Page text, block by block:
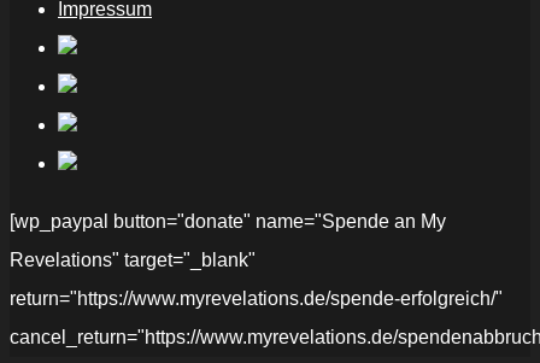
Impressum
[wp_paypal button="donate" name="Spende an My
Revelations" target="_blank"
return="https://www.myrevelations.de/spende-erfolgreich/"
cancel_return="https://www.myrevelations.de/